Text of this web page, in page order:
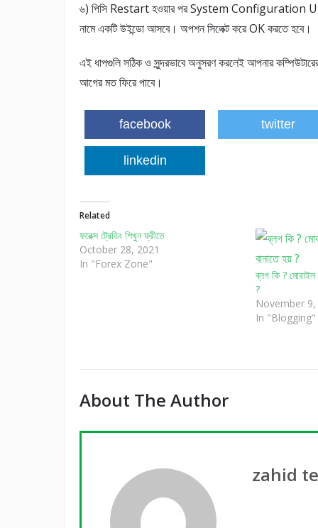
৬) পিসি Restart হওয়ার পর System Configuration
নামে একটি উইন্ডো আসবে। অপশন সিলেক্ট করে OK করতে হবে।
এই ধাপগুলি সঠিক ও সুন্দরভাবে অনুসরণ করলেই আপনার
আগের মত ফিরে পাবে।
facebook twitter
linkedin
Related
ফরেক্স ট্রেডিং শিখুন ফ্রীতে
October 28, 2021
In "Forex Zone"
ব্লগ কি ? মোবাইল
?
November
In "Blogging"
About The Author
zahid